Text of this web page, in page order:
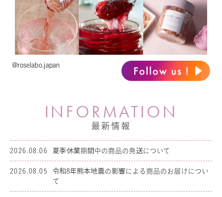
@roselabo.japan
I N FO RMATIO N
最新情報
2026.08.06 夏季休業期間中の商品の発送について
2026.08.05
令和8年熊本地震の影響による商品のお届けについ
て